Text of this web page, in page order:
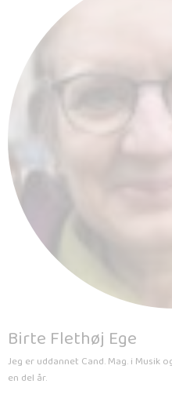
Birte Flethøj Ege
Jeg er uddannet Cand. Mag. i Musik
en del år.